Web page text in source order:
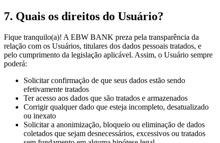
7. Quais os direitos do Usuário?
Fique tranquilo(a)! A EBW BANK preza pela transparência da
relação com os Usuários, titulares dos dados pessoais tratados, e
pelo cumprimento da legislação aplicável. Assim, o Usuário sempre
poderá:
Solicitar confirmação de que seus dados estão sendo
efetivamente tratados
Ter acesso aos dados que são tratados e armazenados
Corrigir qualquer dado que esteja incompleto, desatualizado
ou inexato
Solicitar a anonimização, bloqueio ou eliminação de dados
coletados que sejam desnecessários, excessivos ou tratados